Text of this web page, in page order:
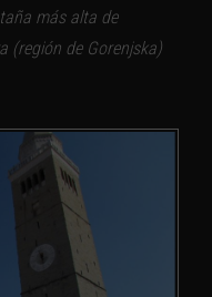
más alta de
(región de Gorenjska)